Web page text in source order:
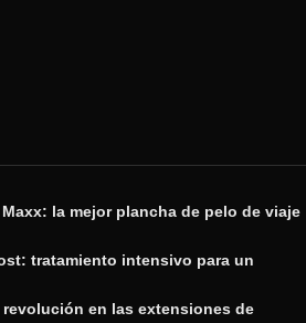
la mejor plancha de pelo de viaje
tratamiento intensivo para un
revolución en las extensiones de